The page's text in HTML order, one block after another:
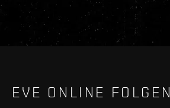
EVE ONLINE FOLGEN